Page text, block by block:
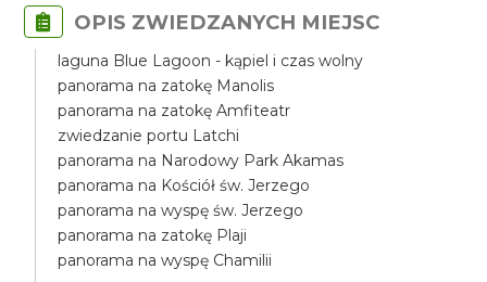
OPIS ZWIEDZANYCH MIEJSC
laguna Blue Lagoon - kąpiel i czas wolny
panorama na zatokę Manolis
panorama na zatokę Amfiteatr
zwiedzanie portu Latchi
panorama na Narodowy Park Akamas
panorama na Kościół św. Jerzego
panorama na wyspę św. Jerzego
panorama na zatokę Plaji
panorama na wyspę Chamilii